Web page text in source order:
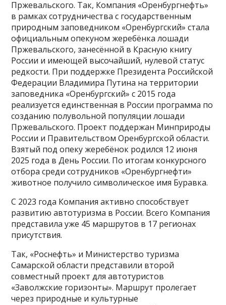
Пржевальского. Так, Компания «Оренбургнефть»
в рамках сотрудничества с государственным
природным заповедником «Оренбургский» стала
официальным опекуном жеребёнка лошади
Пржевальского, занесённой в Красную книгу
России и имеющей высочайший, нулевой статус
редкости. При поддержке Президента Российской
Федерации Владимира Путина на территории
заповедника «Оренбургский» с 2015 года
реализуется единственная в России программа по
созданию полувольной популяции лошади
Пржевальского. Проект поддержан Минприроды
России и Правительством Оренбургской области.
Взятый под опеку жеребёнок родился 12 июня
2025 года в День России. По итогам конкурсного
отбора среди сотрудников «Оренбургнефти»
животное получило символическое имя Буравка.
С 2023 года Компания активно способствует
развитию автотуризма в России. Всего Компания
представила уже 45 маршрутов в 17 регионах
присутствия.
Так, «Роснефть» и Министерство туризма
Самарской области представили второй
совместный проект для автотуристов
«Заволжские горизонты». Маршрут пролегает
через природные и культурные